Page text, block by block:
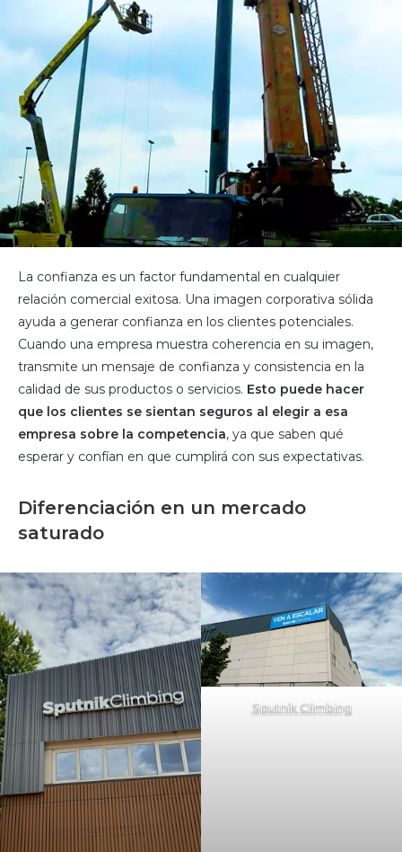
La confianza es un factor fundamental en cualquier
relación comercial exitosa. Una imagen corporativa sólida
ayuda a generar confianza en los clientes potenciales.
Cuando una empresa muestra coherencia en su imagen,
transmite un mensaje de confianza y consistencia en la
calidad de sus productos o servicios. Esto puede hacer
que los clientes se sientan seguros al elegir a esa
empresa sobre la competencia, ya que saben qué
esperar y confían en que cumplirá con sus expectativas.
Diferenciación en un mercado
saturado
Sputnik Climbing